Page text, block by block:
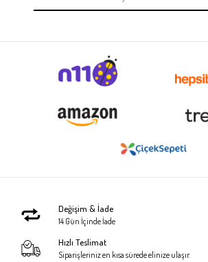
Değişim & İade
14 Gün İçinde İade
Hızlı Teslimat
Siparişleriniz en kısa sürede elinize ulaşır.